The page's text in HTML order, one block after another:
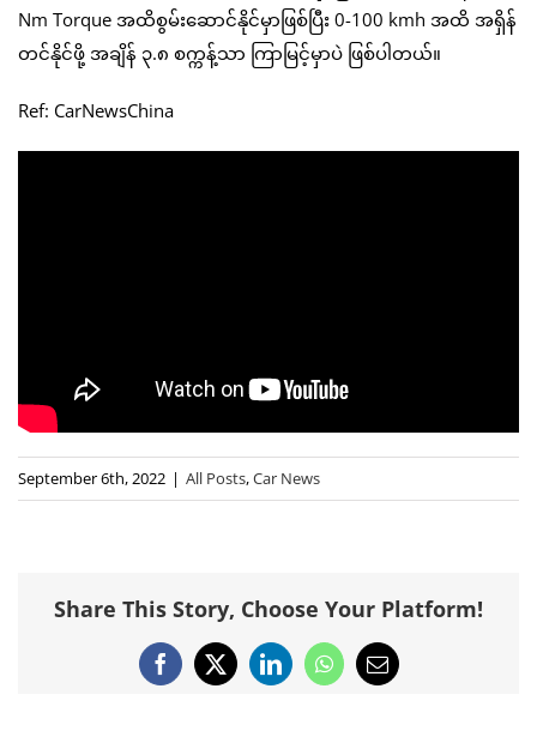
Nm Torque အထိစွမ်းဆောင်နိုင်မှာဖြစ်ပြီး 0-100 kmh အထိ အရှိန်
တင်နိုင်ဖို့ အချိန် ၃.၈ စက္ကန့်သာ ကြာမြင့်မှာပဲ ဖြစ်ပါတယ်။
Ref: CarNewsChina
September 6th, 2022 | All Posts,Car News
Share This Story, Choose Your Platform!
Facebook
X LinkedInWhatsApp
Email